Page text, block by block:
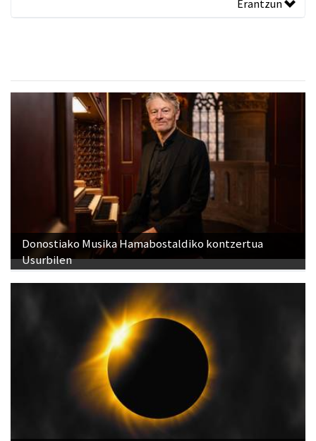
Erantzun
Donostiako Musika Hamabostaldiko kontzertua
Usurbilen